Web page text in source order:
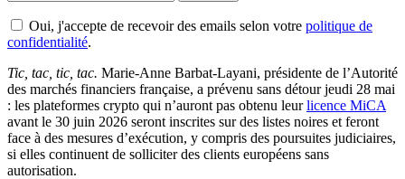
Oui, j'accepte de recevoir des emails selon votre politique de
confidentialité.
Tic, tac, tic, tac. Marie-Anne Barbat-Layani, présidente de l’Autorité
des marchés financiers française, a prévenu sans détour jeudi 28 mai
: les plateformes crypto qui n’auront pas obtenu leurlicence MiCA
avant le 30 juin 2026 seront inscrites sur des listes noires et feront
face à des mesures d’exécution, y compris des poursuites judiciaires,
si elles continuent de solliciter des clients européens sans
autorisation.